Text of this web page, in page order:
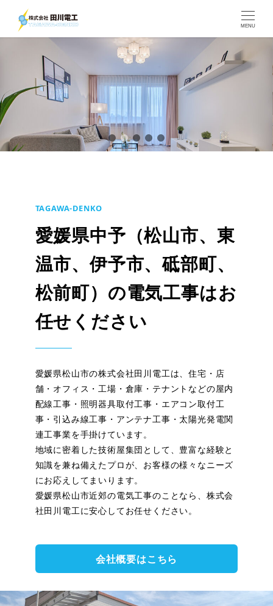
MENU
TAGAWA-DENKO
愛媛県中予（松山市、東
温市、伊予市、砥部町、
松前町）の電気工事はお
任せください
愛媛県松山市の株式会社田川電工は、住宅・店
舗・オフィス・工場・倉庫・テナントなどの屋内
配線工事・照明器具取付工事・エアコン取付工
事・引込み線工事・アンテナ工事・太陽光発電関
連工事業を手掛けています。
地域に密着した技術屋集団として、豊富な経験と
知識を兼ね備えたプロが、お客様の様々なニーズ
にお応えしてまいります。
愛媛県松山市近郊の電気工事のことなら、株式会
社田川電工に安心してお任せください。
会社概要はこちら